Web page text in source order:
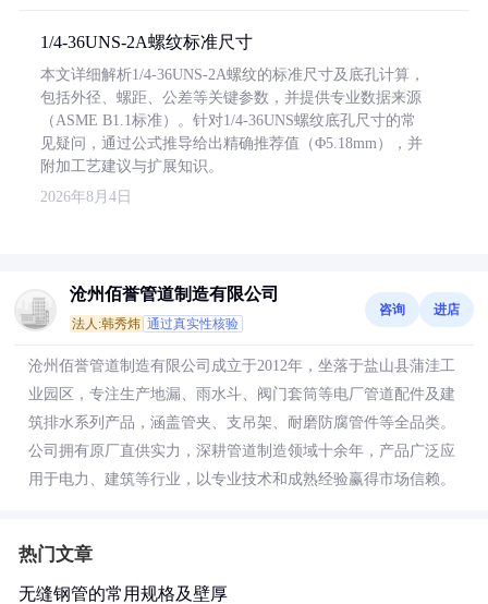
1/4-36UNS-2A螺纹标准尺寸
本文详细解析1/4-36UNS-2A螺纹的标准尺寸及底孔计算，
包括外径、螺距、公差等关键参数，并提供专业数据来源
（ASME B1.1标准）。针对1/4-36UNS螺纹底孔尺寸的常
见疑问，通过公式推导给出精确推荐值（Φ5.18mm），并
附加工艺建议与扩展知识。
2026年8月4日
沧州佰誉管道制造有限公司
法人:韩秀炜 通过真实性核验
咨询 进店
沧州佰誉管道制造有限公司成立于2012年，坐落于盐山县蒲洼工
业园区，专注生产地漏、雨水斗、阀门套筒等电厂管道配件及建
筑排水系列产品，涵盖管夹、支吊架、耐磨防腐管件等全品类。
公司拥有原厂直供实力，深耕管道制造领域十余年，产品广泛应
用于电力、建筑等行业，以专业技术和成熟经验赢得市场信赖。
热门文章
无缝钢管的常用规格及壁厚